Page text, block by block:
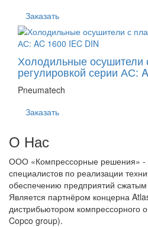
Заказать
Холодильные осушители
регулировкой серии АС:
Pneumatech
Заказать
О Нас
ООО «Компрессорные решения» -
специалистов по реализации
обеспечению предприятий
Является партнёром концерна
дистрибьютором компрессорного
Copco group).